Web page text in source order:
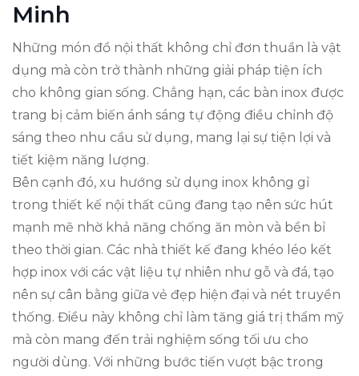
Minh
Những món đồ nội thất không chỉ đơn thuần là vật
dụng mà còn trở thành những giải pháp tiện ích
cho không gian sống. Chẳng hạn, các bàn inox được
trang bị cảm biến ánh sáng tự động điều chỉnh độ
sáng theo nhu cầu sử dụng, mang lại sự tiện lợi và
tiết kiệm năng lượng.
Bên cạnh đó, xu hướng sử dụng inox không gỉ
trong thiết kế nội thất cũng đang tạo nên sức hút
mạnh mẽ nhờ khả năng chống ăn mòn và bền bỉ
theo thời gian. Các nhà thiết kế đang khéo léo kết
hợp inox với các vật liệu tự nhiên như gỗ và đá, tạo
nên sự cân bằng giữa vẻ đẹp hiện đại và nét truyền
thống. Điều này không chỉ làm tăng giá trị thẩm mỹ
mà còn mang đến trải nghiệm sống tối ưu cho
người dùng. Với những bước tiến vượt bậc trong